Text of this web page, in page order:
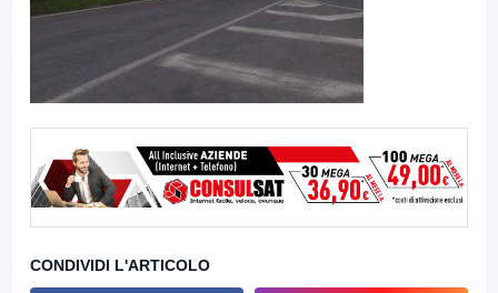
CONDIVIDI L'ARTICOLO